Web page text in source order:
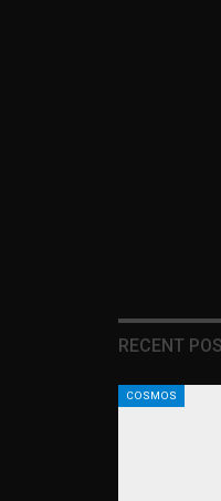
RECENT
COSMOS